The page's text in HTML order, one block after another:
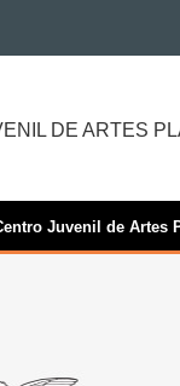
DE ARTES
Juvenil de Artes